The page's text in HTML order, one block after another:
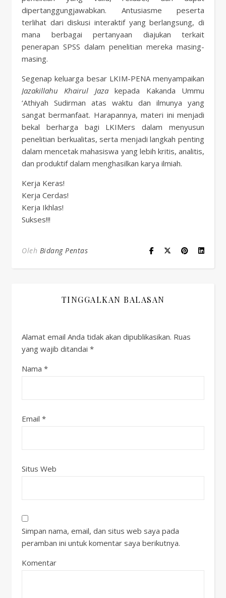
dipertanggungjawabkan. Antusiasme peserta
terlihat dari diskusi interaktif yang berlangsung, di
mana berbagai pertanyaan diajukan terkait
penerapan SPSS dalam penelitian mereka masing-
masing.
Segenap keluarga besar LKIM-PENA menyampaikan
Jazakillahu Khairul Jazakepada Kakanda Ummu
‘Athiyah Sudirman atas waktu dan ilmunya yang
sangat bermanfaat. Harapannya, materi ini menjadi
bekal berharga bagi LKIMers dalam menyusun
penelitian berkualitas, serta menjadi langkah penting
dalam mencetak mahasiswa yang lebih kritis, analitis,
dan produktif dalam menghasilkan karya ilmiah.
Kerja Keras!
Kerja Cerdas!
Kerja Ikhlas!
Sukses!!!
Oleh Bidang Pentas
TINGGALKAN BALASAN
Alamat email Anda tidak akan dipublikasikan. Ruas
yang wajib ditandai *
Nama *
Email *
Situs Web
Simpan nama, email, dan situs web saya pada
peramban ini untuk komentar saya berikutnya.
Komentar